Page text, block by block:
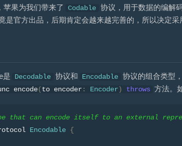
苹果为我们带来了
Codable 协议，用于数据的编解
是官方出品，后期肯定会越来越完善的，所以决定采
是 Decodable 协议和 Encodable 协议的组合类型
encode(to encoder: Encoder) throws 方法。
that can encode itself to an external
Encodable {